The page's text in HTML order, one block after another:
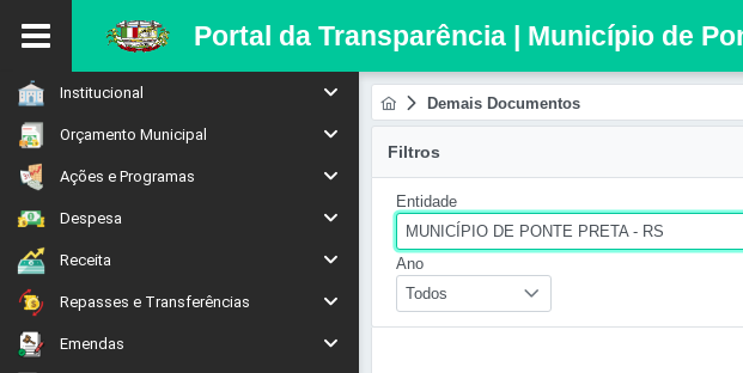
Portal da Transparência | Município de
Institucional
Orçamento Municipal
Ações e Programas
Despesa
Receita
Repasses e Transferências
Emendas
Demais Documentos
Filtros
Entidade
MUNICÍPIO DE PONTE PRETA - RS
Ano
Todos